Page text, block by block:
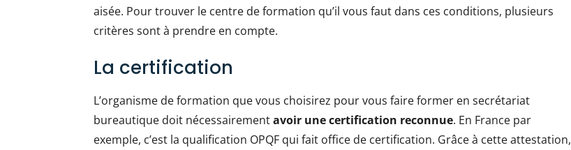
aisée. Pour trouver le centre de formation qu’il vous faut dans ces conditions, plusieurs
critères sont à prendre en compte.
La certification
L’organisme de formation que vous choisirez pour vous faire former en secrétariat
bureautique doit nécessairementavoir une certification reconnue. En France par
exemple, c’est la qualification OPQF qui fait office de certification. Grâce à cette attestation,